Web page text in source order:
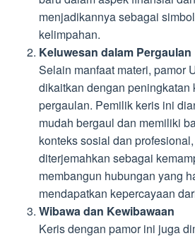
menjadikannya sebagai
kelimpahan.
Keluwesan dalam Pergaulan
Selain manfaat materi, pamor
dikaitkan dengan peningkatan
pergaulan. Pemilik keris ini
mudah bergaul dan memiliki
konteks sosial dan
diterjemahkan sebagai
membangun hubungan yang
mendapatkan kepercayaan
Wibawa dan Kewibawaan
Keris dengan pamor ini juga